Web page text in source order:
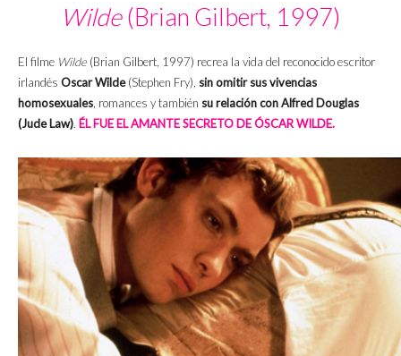
Wilde(Brian Gilbert, 1997)
El filme Wilde (Brian Gilbert, 1997) recrea la vida del reconocido escritor
irlandés Oscar Wilde(Stephen Fry), sin omitir sus vivencias
homosexuales , romances y también su relación con Alfred Douglas
(Jude Law). ÉL FUE EL AMANTE SECRETO DE ÓSCAR WILDE.